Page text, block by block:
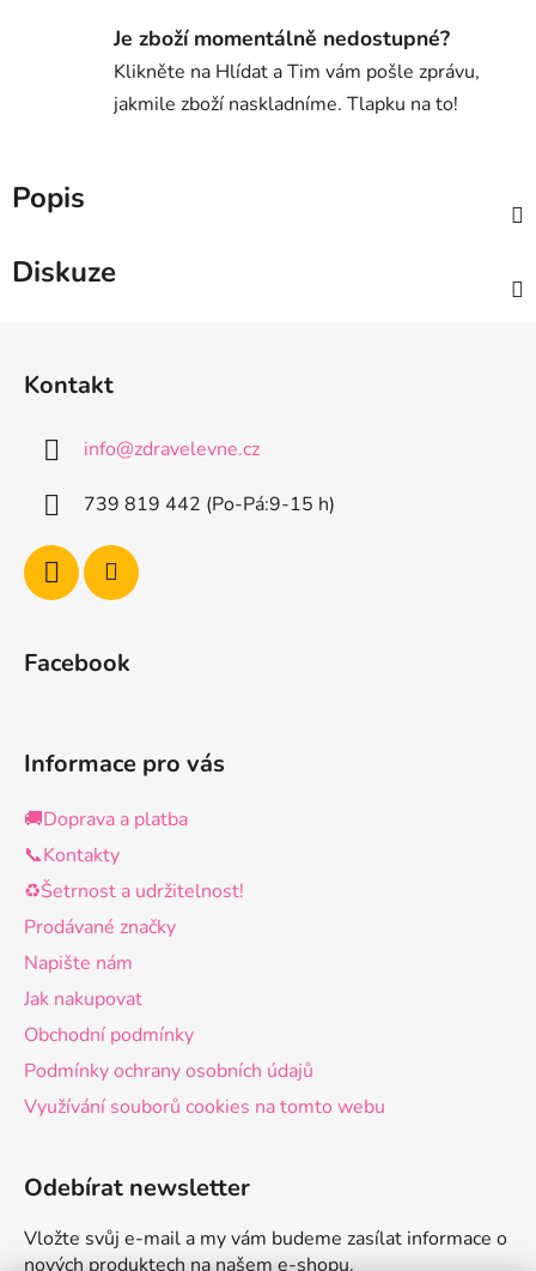
Je zboží momentálně nedostupné?
Klikněte na Hlídat a Tim vám pošle zprávu,
jakmile zboží naskladníme. Tlapku na to!
Popis
Diskuze
Kontakt
info@zdravelevne.cz
739 819 442 (Po-Pá:9-15 h)
Facebook
Informace pro vás
🚚Doprava a platba
📞Kontakty
♻️Šetrnost a udržitelnost!
Prodávané značky
Napište nám
Jak nakupovat
Obchodní podmínky
Podmínky ochrany osobních údajů
Využívání souborů cookies na tomto webu
Odebírat newsletter
Vložte svůj e-mail a my vám budeme zasílat informace o
nových produktech na našem e-shopu.